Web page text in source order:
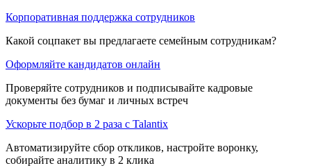
Корпоративная поддержка сотрудников
Какой соцпакет вы предлагаете семейным сотрудникам?
Оформляйте кандидатов онлайн
Проверяйте сотрудников и подписывайте кадровые
документы без бумаг и личных встреч
Ускорьте подбор в 2 раза с Talantix
Автоматизируйте сбор откликов, настройте воронку,
собирайте аналитику в 2 клика